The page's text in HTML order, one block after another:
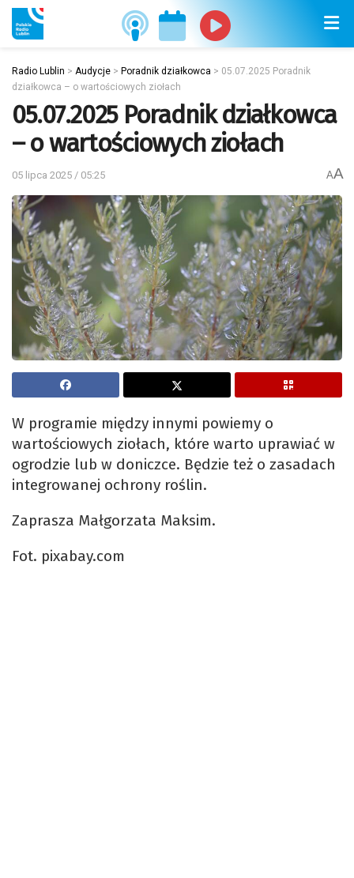
Radio Lublin > Audycje > Poradnik działkowca > 05.07.2025 Poradnik
działkowca – o wartościowych ziołach
05.07.2025 Poradnik działkowca
– o wartościowych ziołach
05 lipca 2025 / 05:25 AA
W programie między innymi powiemy o
wartościowych ziołach, które warto uprawiać w
ogrodzie lub w doniczce. Będzie też o zasadach
integrowanej ochrony roślin.
Zaprasza Małgorzata Maksim.
Fot. pixabay.com